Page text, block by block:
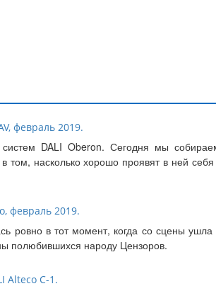
февраль 2019.
DALI Oberon. Сегодня мы
в том, насколько хорошо проявят в ней
февраль 2019.
ровно в тот момент, когда со сцены
полюбившихся народу Цензоров.
Alteco C-1.